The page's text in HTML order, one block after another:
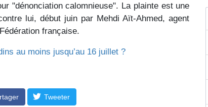
"dénonciation calomnieuse". La plainte est une
lui, début juin par Mehdi Aït-Ahmed, agent
française.
au moins jusqu’au 16 juillet ?
Tweeter